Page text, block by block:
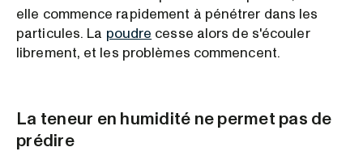
elle commence rapidement à pénétrer dans les
particules. La poudre cesse alors de s'écouler
librement, et les problèmes commencent.
La teneur en humidité ne permet pas de
prédire